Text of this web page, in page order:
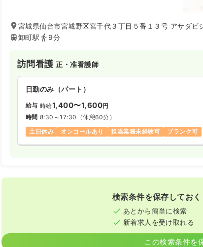
宮城県仙台市宮城野区宮千代３丁目５番１３号 アサダビ
卸町駅
9分
訪問看護正・准看護師
日勤のみ（パート）
給与 時給1,400〜1,600円
時間 8:30～17:30 （休憩60分）
土日休み
オンコールあり 担当業務未経験可 ブランク可
検索条件を保存しておく
あとから簡単に検索
新着求人を受け取れる
この検索条件を